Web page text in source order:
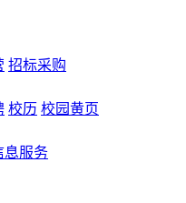
招标采购
校历 校园黄页
息服务